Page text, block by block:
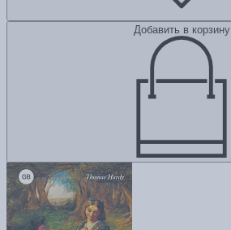
Добавить в корзину